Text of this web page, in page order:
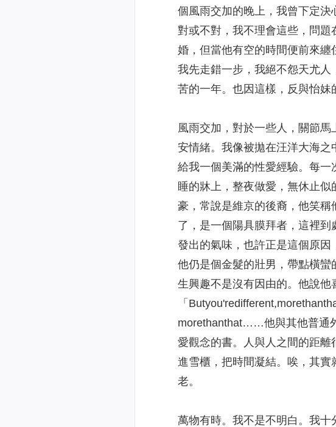
個風雨交加的晚上，我曾下定
對或不對，我不理會這些，問
婚，但當他有空的時間便前來
我先走錯一步，我絕不怨天尤
苦的一年。也因這樣，反與怡妹
風雨交加，對於一些人，關節
安情緒。我像被拋在汪洋大海
給我一個美滿的性愛經驗。每
睡的牀上，整夜做愛，無休止
豪，常說是維京的後裔，他笑
了，是一個陽具膜拜者，這裡
發出的氣味，也許正是這個原因
他仍是個金髮的壯男，帶點橫
生興趣不是沒有因由的。他說他
「
morethanthat……他與其他普通
愛觀念的書。人與人之間的距
進雪櫃，把時間凝結。唉，其
老。
萬物有時。我不是不明白。我十